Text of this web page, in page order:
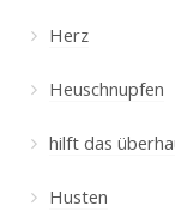
Herz
Heuschnupfen
hilft das
Husten